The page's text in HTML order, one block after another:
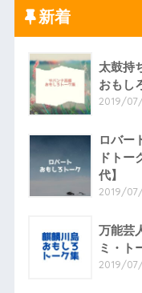
新着
太鼓持
おもし
2019/
ロバー
ドトー
代】
2019/
万能芸
ミ・ト
2019/